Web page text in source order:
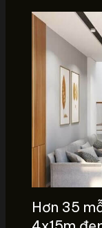
Hơn 35